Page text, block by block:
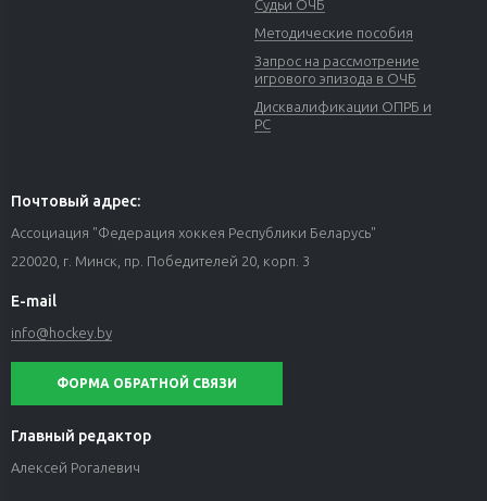
Судьи ОЧБ
Методические пособия
Запрос на рассмотрение
игрового эпизода в ОЧБ
Дисквалификации ОПРБ и
РС
Почтовый адрес:
Ассоциация "Федерация хоккея Республики Беларусь"
220020, г. Минск, пр. Победителей 20, корп. 3
E-mail
info@hockey.by
ФОРМА ОБРАТНОЙ СВЯЗИ
Главный редактор
Алексей Рогалевич